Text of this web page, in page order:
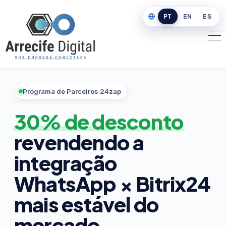
PT EN ES
Programa de Parceiros 24zap
30% de desconto
revendendo a
integração
WhatsApp × Bitrix24
mais estável do